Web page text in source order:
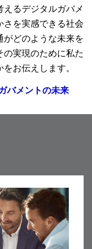
るデジタルガバメ
さを実感できる社会
どのような未来を
の実現のために私た
お伝えします。
バメントの未来